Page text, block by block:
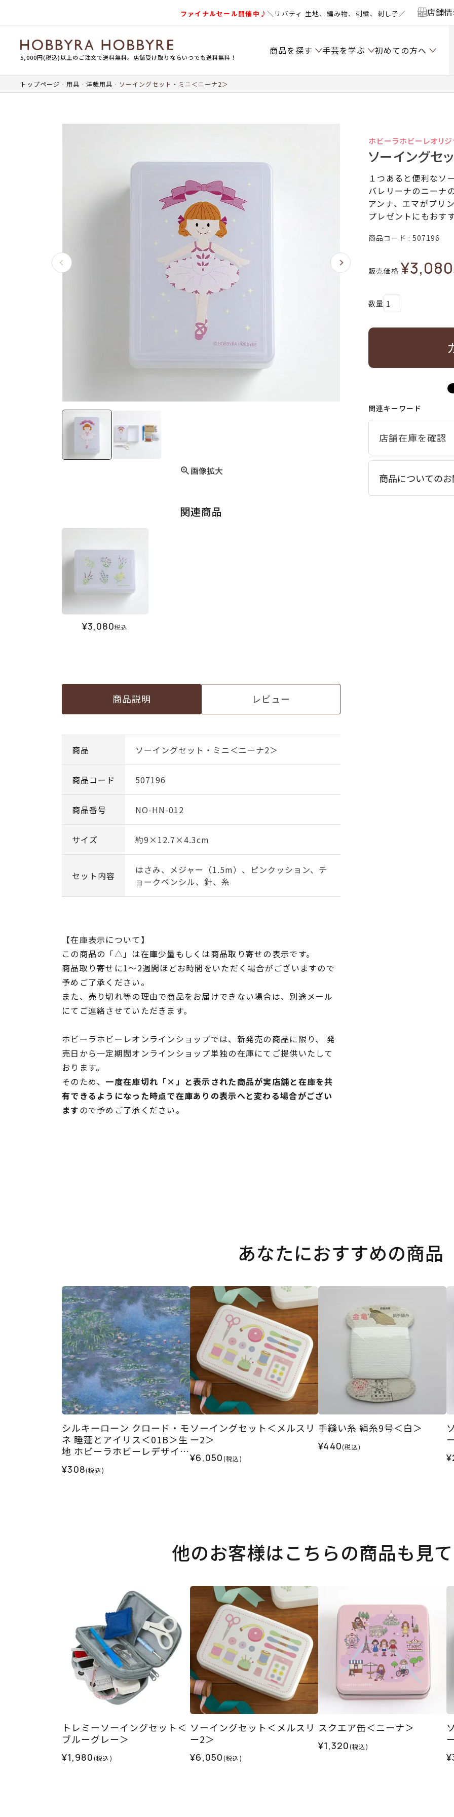
ファイナルセール開催中♪＼リバティ 生地、編み物、刺繍、刺し子／ 店舗
5,000円(税込)以上のご注文で送料無料。店舗受け取りならいつでも送料無料！
商品を探す 手芸を学ぶ 初めての方へ
トップページ 用具 洋裁用具 ソーイングセット・ミニ＜ニーナ2＞
画像拡大
関連商品
¥3,080税込
商品説明 レビュー
商品 ソーイングセット・ミニ＜ニーナ2＞
商品コード 507196
商品番号 NO-HN-012
サイズ 約9×12.7×4.3cm
セット内容
はさみ、メジャー（1.5m）、ピンクッション、チ
ョークペンシル、針、糸
【在庫表示について】
この商品の「△」は在庫少量もしくは商品取り寄せの表示です。
商品取り寄せに1～2週間ほどお時間をいただく場合がございますので
予めご了承ください。
また、売り切れ等の理由で商品をお届けできない場合は、別途メール
にてご連絡させていただきます。
ホビーラホビーレオンラインショップでは、新発売の商品に限り、 発
売日から一定期間オンラインショップ単独の在庫にてご提供いたして
おります。
そのため、 一度在庫切れ「×」と表示された商品が実店舗と在庫を共
有できるようになった時点で在庫ありの表示へと変わる場合がござい
ますので予めご了承ください。
ホビーラホビーレオリ
ソーイングセ
１つあると便利なソ
バレリーナのニーナ
アンナ、エマがプリ
プレゼントにもおす
商品コード 507196
販売価格 ¥3,080
関連キーワード
商品についての
あなたにおすすめの商品
シルキーローン クロード・モ
ネ 睡蓮とアイリス＜01B＞生
地 ホビーラホビーレデザイン
¥308(税込)
ソーイングセット＜メルスリ
ー2＞
¥6,050(税込)
手縫い糸 絹糸9号＜白＞
¥440(税込)
他のお客様はこちらの商品も見
トレミーソーイングセット＜
ブルーグレー＞
¥1,980(税込)
ソーイングセット＜メルスリ
ー2＞
¥6,050(税込)
スクエア缶＜ニーナ＞
¥1,320(税込)